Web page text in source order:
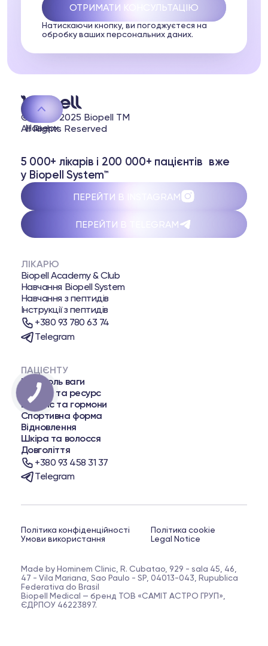
Натискаючи кнопку, ви погоджуєтеся на
обробку ваших персональних даних.
© 2020-2025 Biopell TM
All Rights Reserved
ЛІКАРЮ
Biopell Academy & Club
Навчання Biopell System
Навчання з пептидів
Інструкції з пептидів
+380 93 780 63 74
Telegram
ПАЦІЄНТУ
Контроль ваги
Енергія та ресурс
Баланс та гормони
Спортивна форма
Відновлення
Шкіра та волосся
Довголіття
+380 93 458 31 37
Telegram
5 000+ лікарів і 200 000+ пацієнтів вже
у Biopell System™
ПЕРЕЙТИ В INSTAGRAM
ПЕРЕЙТИ В TELEGRAM
Made by Hominem Clinic, R. Cubatao, 929 - sala 45, 46,
47 - Vila Mariana, Sao Paulo - SP, 04013-043, Rupublica
Federativa do Brasil
Biopell Medical — бренд ТОВ «САМІТ АСТРО ГРУП»,
ЄДРПОУ 46223897.
Політика конфіденційності
Умови використання
Політика cookie
Legal Notice
Наверх